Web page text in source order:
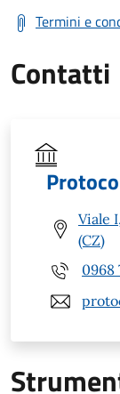
Termini e
Contatti
Viale
(CZ)
0968